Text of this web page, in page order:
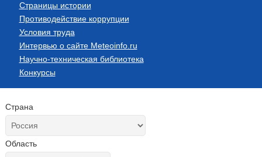
Страницы истории
Противодействие коррупции
Условия труда
Интервью о сайте Meteoinfo.ru
Научно-техническая библиотека
Конкурсы
Страна
Область